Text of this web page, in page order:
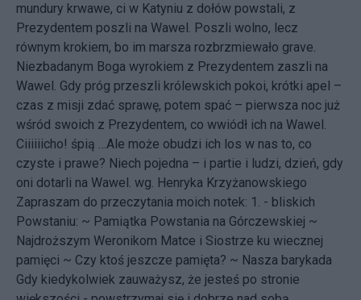
mundury krwawe, ci w Katyniu z dołów powstali, z
Prezydentem poszli na Wawel. Poszli wolno, lecz
równym krokiem, bo im marsza rozbrzmiewało grave.
Niezbadanym Boga wyrokiem z Prezydentem zaszli na
Wawel. Gdy próg przeszli królewskich pokoi, krótki apel –
czas z misji zdać sprawę, potem spać – pierwsza noc już
wśród swoich z Prezydentem, co wwiódł ich na Wawel.
Ciiiiiicho! śpią …Ale może obudzi ich los w nas to, co
czyste i prawe? Niech pojedna – i partie i ludzi, dzień, gdy
oni dotarli na Wawel. wg. Henryka Krzyżanowskiego
Zapraszam do przeczytania moich notek: 1. - bliskich
Powstaniu: ~ Pamiątka Powstania na Górczewskiej ~
Najdroższym Weronikom Matce i Siostrze ku wiecznej
pamięci ~ Czy ktoś jeszcze pamięta? ~ Nasza barykada
Gdy kiedykolwiek zauważysz, że jesteś po stronie